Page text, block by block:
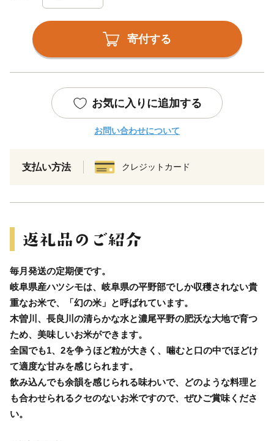
寄付する
お気に入りに追加する
お問い合わせについて
支払い方法 クレジットカード
毎月発送の定期便です。
岐阜県産ハツシモは、岐阜県の平野部でしか収穫されない貴
重なお米で、「幻の米」と呼ばれています。
木曽川、長良川の清らかな水と濃尾平野の肥沃な大地で育つ
ため、美味しいお米ができます。
全国でも1、2を争うほど粒が大きく、噛むと口の中でほどけ
て適度な甘みを感じられます。
飲み込んでも余韻を感じられる味わいで、どのような料理と
も合わせられるクセのないお米ですので、ぜひご賞味くださ
い。